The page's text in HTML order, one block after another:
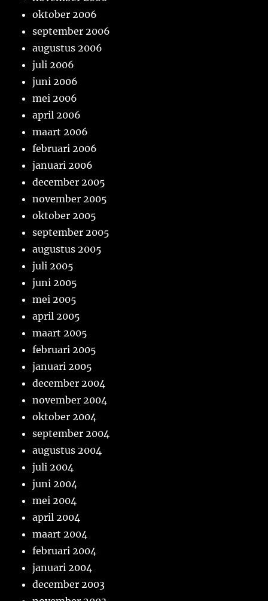
oktober 2006
september 2006
augustus 2006
juli 2006
juni 2006
mei 2006
april 2006
maart 2006
februari 2006
januari 2006
december 2005
november 2005
oktober 2005
september 2005
augustus 2005
juli 2005
juni 2005
mei 2005
april 2005
maart 2005
februari 2005
januari 2005
december 2004
november 2004
oktober 2004
september 2004
augustus 2004
juli 2004
juni 2004
mei 2004
april 2004
maart 2004
februari 2004
januari 2004
december 2003